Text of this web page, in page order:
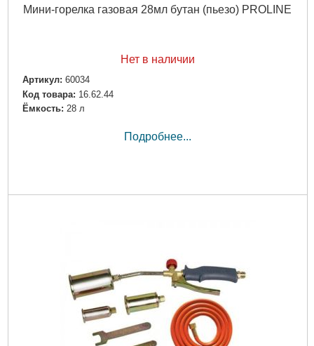
Мини-горелка газовая 28мл бутан (пьезо) PROLINE
Нет в наличии
Артикул: 60034
Код товара: 16.62.44
Ёмкость: 28 л
Подробнее...